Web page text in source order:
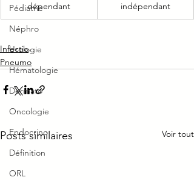
Pédiatrie
Néphro
Urologie
Hématologie
Dermato
Oncologie
Endocrino
Définition
ORL
dépendant
indépendant
Infectio
Pneumo
Posts similaires Voir tout